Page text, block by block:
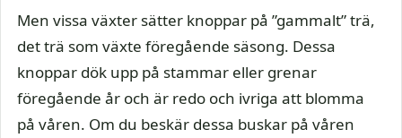
Men vissa växter sätter knoppar på ”gammalt” trä,
det trä som växte föregående säsong. Dessa
knoppar dök upp på stammar eller grenar
föregående år och är redo och ivriga att blomma
på våren. Om du beskär dessa buskar på våren